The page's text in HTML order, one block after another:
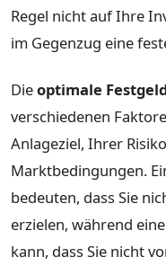
Regel nicht auf Ihre
im Gegenzug eine
Dieoptimale
verschiedenen
Anlageziel, Ihrer
Marktbedingungen.
bedeuten, dass Sie
erzielen, während
kann, dass Sie nicht